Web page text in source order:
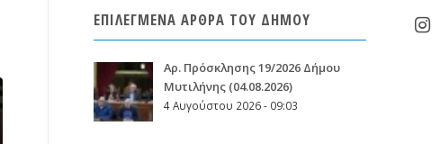
ΕΠΙΛΕΓΜΕΝΑ ΑΡΘΡΑ ΤΟΥ ΔΗΜΟΥ
Aρ. Πρόσκλησης 19/2026 Δήμου
Μυτιλήνης (04.08.2026)
4 Αυγούστου 2026 - 09:03